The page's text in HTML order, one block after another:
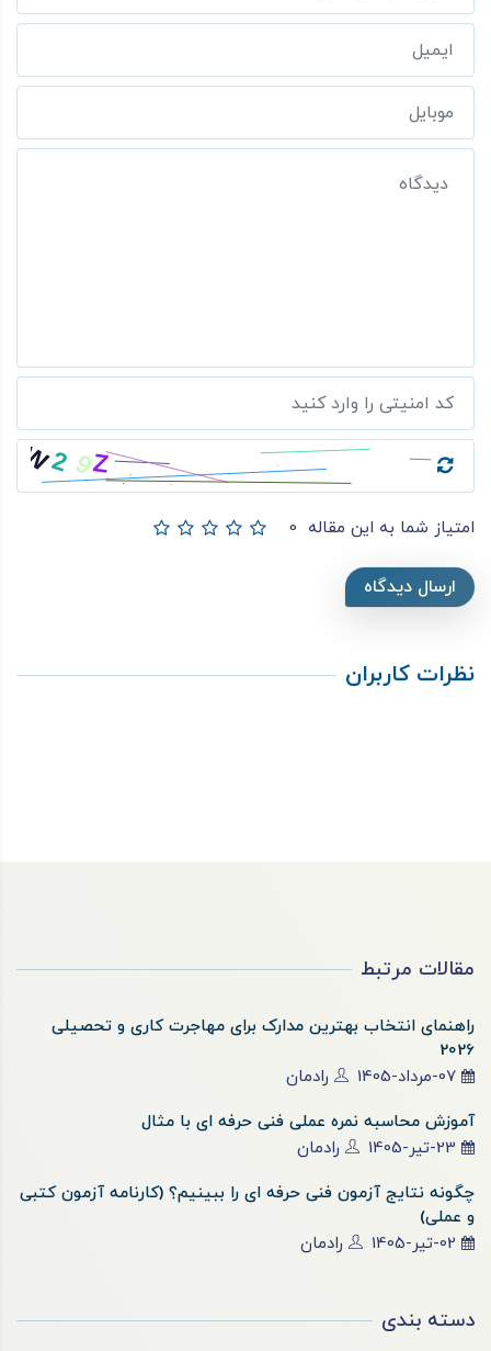
امتیاز شما به این مقاله 0
ارسال دیدگاه
نظرات کاربران
مقالات مرتبط
راهنمای انتخاب بهترین مدارک برای مهاجرت کاری و تحصیلی
2026
07-مرداد-1405
رادمان
آموزش محاسبه نمره عملی فنی حرفه ای با مثال
23-تیر-1405
رادمان
چگونه نتایج آزمون فنی حرفه ای را ببینیم؟ (کارنامه آزمون کتبی
و عملی)
02-تیر-1405
رادمان
دسته بندی